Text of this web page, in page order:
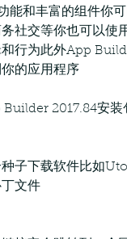
能和丰富的组件你
社交等你也可以
行为此外App
的应用程序
2017.84安
种子下载软件比如
文件